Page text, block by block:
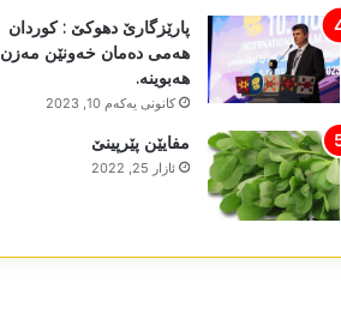
پارێزگارێ دھوکێ : کوردان
ھەمی دەمان خەونێن مەزن
ھەبوینە.
كانونی یه‌كه‌م 10, 2023
مفایێن پێرپینێ
ئازار 25, 2022